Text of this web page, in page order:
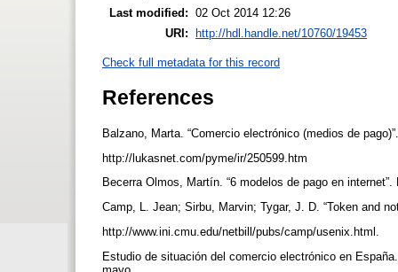
Last modified: 02 Oct 2014 12:26
URI:
http://hdl.handle.net/10760/19453
Check full metadata for this record
References
Balzano, Marta. “Comercio electrónico (medios de
http://lukasnet.com/pyme/ir/250599.htm
Becerra Olmos, Martín. “6 modelos de pago en
Camp, L. Jean; Sirbu, Marvin; Tygar, J. D. “Token and
http://www.ini.cmu.edu/netbill/pubs/camp/usenix.html.
Estudio de situación del comercio electrónico en